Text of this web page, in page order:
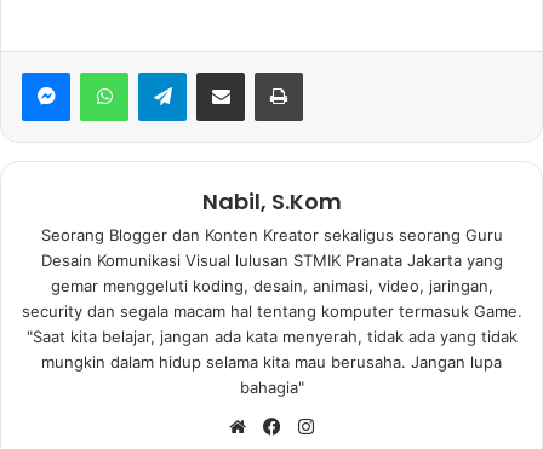
WhatsAppTelegramBagikan via Email Print
Nabil, S.Kom
Seorang Blogger dan Konten Kreator sekaligus seorang Guru
Desain Komunikasi Visual lulusan STMIK Pranata Jakarta yang
gemar menggeluti koding, desain, animasi, video, jaringan,
security dan segala macam hal tentang komputer termasuk Game.
"Saat kita belajar, jangan ada kata menyerah, tidak ada yang tidak
mungkin dalam hidup selama kita mau berusaha. Jangan lupa
bahagia"
WebsiteFacebook